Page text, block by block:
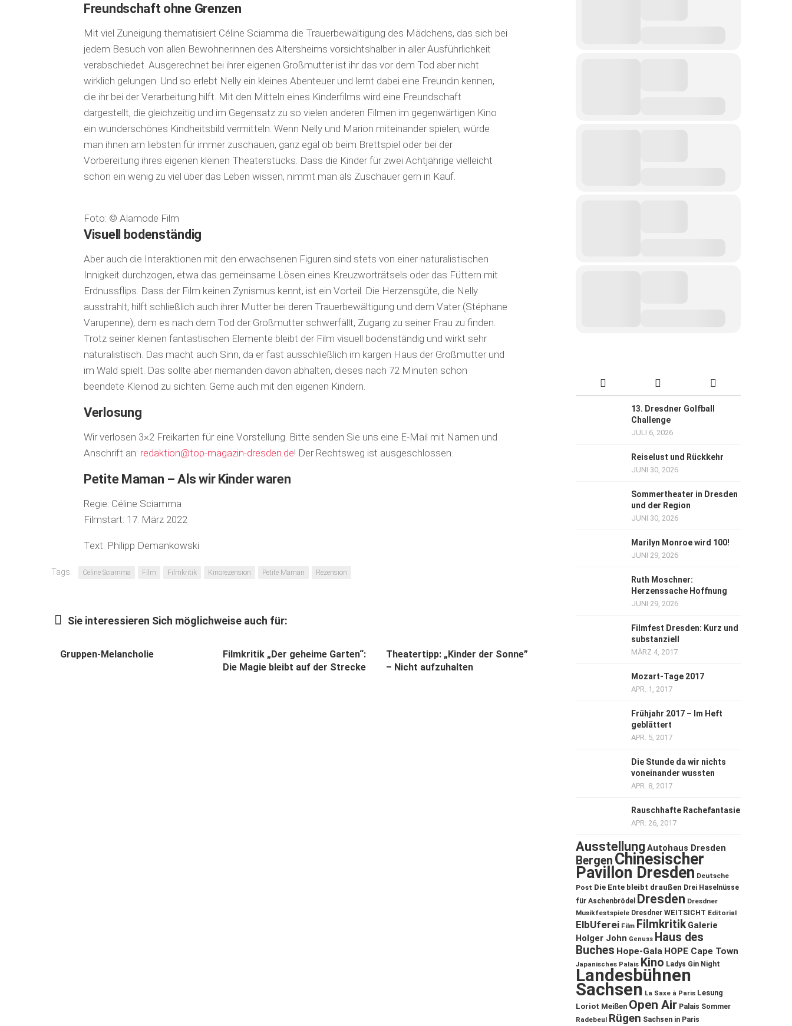
Freundschaft ohne Grenzen
Mit viel Zuneigung thematisiert Céline Sciamma die Trauerbewältigung des Mädchens, das sich bei
jedem Besuch von allen Bewohnerinnen des Altersheims vorsichtshalber in aller Ausführlichkeit
verabschiedet. Ausgerechnet bei ihrer eigenen Großmutter ist ihr das vor dem Tod aber nicht
wirklich gelungen. Und so erlebt Nelly ein kleines Abenteuer und lernt dabei eine Freundin kennen,
die ihr bei der Verarbeitung hilft. Mit den Mitteln eines Kinderfilms wird eine Freundschaft
dargestellt, die gleichzeitig und im Gegensatz zu so vielen anderen Filmen im gegenwärtigen Kino
ein wunderschönes Kindheitsbild vermitteln. Wenn Nelly und Marion miteinander spielen, würde
man ihnen am liebsten für immer zuschauen, ganz egal ob beim Brettspiel oder bei der
Vorbereitung ihres eigenen kleinen Theaterstücks. Dass die Kinder für zwei Achtjährige vielleicht
schon ein wenig zu viel über das Leben wissen, nimmt man als Zuschauer gern in Kauf.
Foto: © Alamode Film
Visuell bodenständig
Aber auch die Interaktionen mit den erwachsenen Figuren sind stets von einer naturalistischen
Innigkeit durchzogen, etwa das gemeinsame Lösen eines Kreuzworträtsels oder das Füttern mit
Erdnussflips. Dass der Film keinen Zynismus kennt, ist ein Vorteil. Die Herzensgüte, die Nelly
ausstrahlt, hilft schließlich auch ihrer Mutter bei deren Trauerbewältigung und dem Vater (Stéphane
Varupenne), dem es nach dem Tod der Großmutter schwerfällt, Zugang zu seiner Frau zu finden.
Trotz seiner kleinen fantastischen Elemente bleibt der Film visuell bodenständig und wirkt sehr
naturalistisch. Das macht auch Sinn, da er fast ausschließlich im kargen Haus der Großmutter und
im Wald spielt. Das sollte aber niemanden davon abhalten, dieses nach 72 Minuten schon
beendete Kleinod zu sichten. Gerne auch mit den eigenen Kindern.
Verlosung
Wir verlosen 3×2 Freikarten für eine Vorstellung. Bitte senden Sie uns eine E-Mail mit Namen und
Anschrift an: redaktion@top-magazin-dresden.de! Der Rechtsweg ist ausgeschlossen.
Petite Maman – Als wir Kinder waren
Regie: Céline Sciamma
Filmstart: 17. März 2022
Text: Philipp Demankowski
Tags: Celine Sciamma Film Filmkritik Kinorezension Petite Maman Rezension
Sie interessieren Sich möglichweise auch für:
Gruppen-Melancholie
Filmkritik „Der geheime Garten“:
Die Magie bleibt auf der Strecke
Theatertipp: „Kinder der Sonne”
– Nicht aufzuhalten
13. Dresdner Golfball
Challenge
JULI 6, 2026
Reiselust und Rückkehr
JUNI 30, 2026
Sommertheater in Dresden
und der Region
JUNI 30, 2026
Marilyn Monroe wird 100!
JUNI 29, 2026
Ruth Moschner:
Herzenssache Hoffnung
JUNI 29, 2026
Filmfest Dresden: Kurz und
substanziell
MÄRZ 4, 2017
Mozart-Tage 2017
APR. 1, 2017
Frühjahr 2017 – Im Heft
geblättert
APR. 5, 2017
Die Stunde da wir nichts
voneinander wussten
APR. 8, 2017
Rauschhafte Rachefantasie
APR. 26, 2017
Ausstellung Autohaus Dresden
Bergen Chinesischer
Pavillon Dresden Deutsche
Post Die Ente bleibt draußen Drei Haselnüsse
für Aschenbrödel
Dresden Dresdner
Musikfestspiele Dresdner WEITSICHT Editorial
ElbUferei Film Filmkritik Galerie
Holger John Genuss Haus des
Buches Hope-Gala HOPE Cape Town
Japanisches Palais Kino Ladys Gin Night
Landesbühnen
Sachsen La Saxe à Paris Lesung
Loriot Meißen Open Air Palais Sommer
Radebeul Rügen Sachsen in Paris